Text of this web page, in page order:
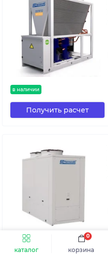
каталог корзина
0
в наличии
Получить расчет